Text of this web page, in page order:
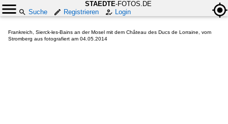
STAEDTE-FOTOS.DE
Suche
Registrieren Login
Frankreich, Sierck-les-Bains an der Mosel mit dem Château des Ducs de Lorraine, vom
Stromberg aus fotografiert am 04.05.2014